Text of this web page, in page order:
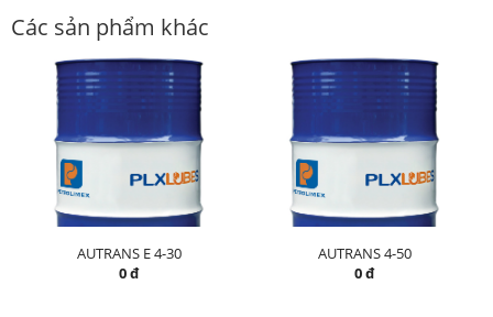
Các sản phẩm khác
AUTRANS E 4-30
0 đ
AUTRANS 4-50
0 đ